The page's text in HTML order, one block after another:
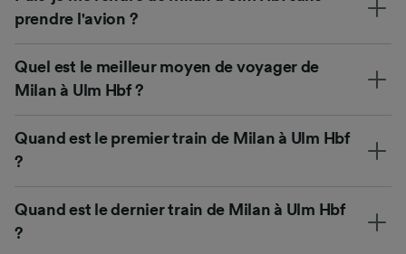
prendre l'avion ?
Quel est le meilleur moyen de voyager de
Milan à Ulm Hbf ?
Quand est le premier train de Milan à Ulm Hbf
?
Quand est le dernier train de Milan à Ulm Hbf
?